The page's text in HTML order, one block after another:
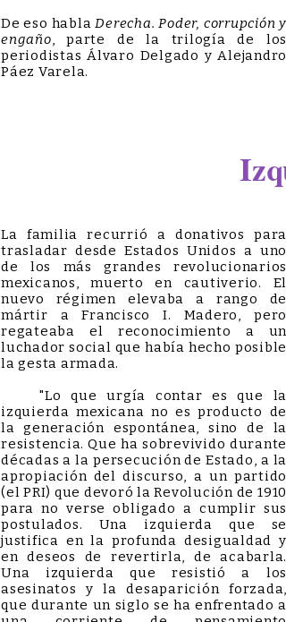
De eso habla Derecha. Poder, corrupción y
engaño, parte de la trilogía de los
periodistas Álvaro Delgado y Alejandro
Páez Varela.
La familia recurrió a donativos para
trasladar desde Estados Unidos a uno
de los más grandes revolucionarios
mexicanos, muerto en cautiverio. El
nuevo régimen elevaba a rango de
mártir a Francisco I. Madero, pero
regateaba el reconocimiento a un
luchador social que había hecho posible
la gesta armada.
"Lo que urgía contar es que la
izquierda mexicana no es producto de
la generación espontánea, sino de la
resistencia. Que ha sobrevivido durante
décadas a la persecución de Estado, a la
apropiación del discurso, a un partido
(el PRI) que devoró la Revolución de 1910
para no verse obligado a cumplir sus
postulados. Una izquierda que se
justifica en la profunda desigualdad y
en deseos de revertirla, de acabarla.
Una izquierda que resistió a los
asesinatos y la desaparición forzada,
que durante un siglo se ha enfrentado a